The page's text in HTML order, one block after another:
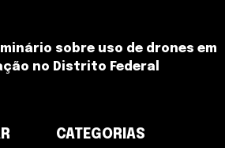
sobre uso de drones em
no Distrito Federal
CATEGORIAS